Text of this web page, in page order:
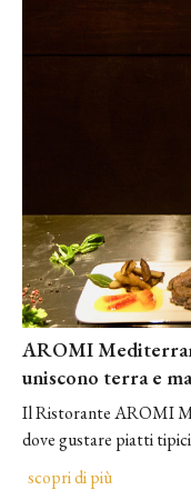
AROMI
uniscono terra e
Il ​Ristorante AROMI
dove gustare piatti
scopri di più